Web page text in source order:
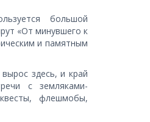
большой
«От минувшего к
и памятным
здесь, и край
с земляками-
флешмобы,